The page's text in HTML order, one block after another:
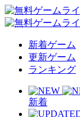
新着ゲーム
更新ゲーム
ランキング
新着